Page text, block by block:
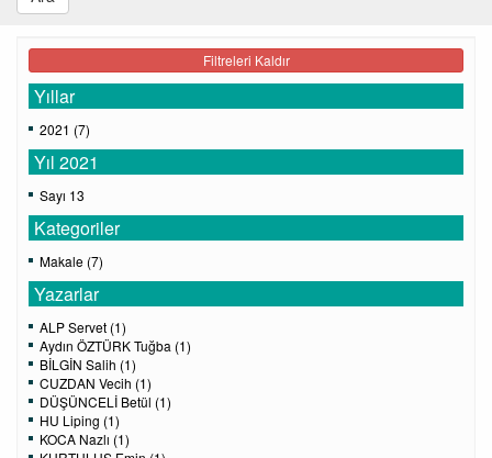
Filtreleri Kaldır
Yıllar
2021 (7)
Yıl 2021
Sayı 13
Kategoriler
Makale (7)
Yazarlar
ALP Servet (1)
Aydın ÖZTÜRK Tuğba (1)
BİLGİN Salih (1)
CUZDAN Vecih (1)
DÜŞÜNCELİ Betül (1)
HU Liping (1)
KOCA Nazlı (1)